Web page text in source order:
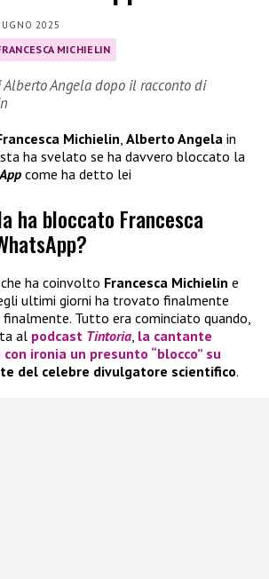
2025
MICHIELIN
Angela dopo il racconto di
Michielin Alberto Angela in
ha svelato se ha davvero bloccato la
come ha detto lei
ha bloccato Francesca
ha coinvolto Francesca Michielin e
ultimi giorni ha trovato finalmente
Tutto era cominciato quando,
al podcast Tintoria la cantante
ironia un presunto “blocco” su
del celebre divulgatore scientifico.